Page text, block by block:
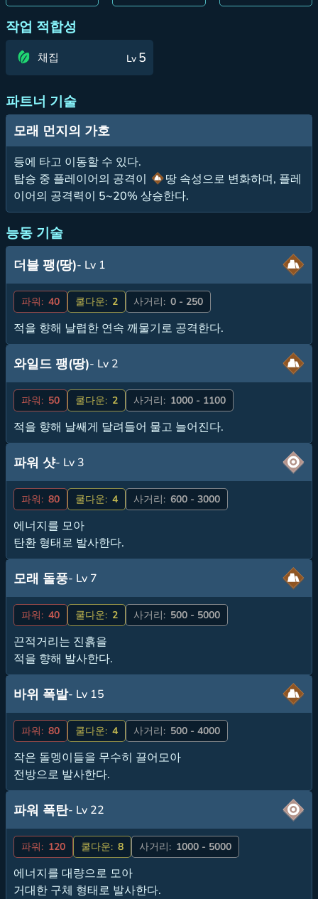
작업 적합성
채집 Lv 5
파트너 기술
모래 먼지의 가호
등에 타고 이동할 수 있다.
탑승 중 플레이어의 공격이
땅 속성으로 변화하며, 플레
이어의 공격력이 5~20% 상승한다.
능동 기술
더블 팽(땅)- Lv 1
파워: 40 쿨다운: 2 사거리: 0 - 250
적을 향해 날렵한 연속 깨물기로 공격한다.
와일드 팽(땅)- Lv 2
파워: 50 쿨다운: 2 사거리: 1000 - 1100
적을 향해 날쌔게 달려들어 물고 늘어진다.
파워 샷- Lv 3
파워: 80 쿨다운: 4 사거리: 600 - 3000
에너지를 모아
탄환 형태로 발사한다.
모래 돌풍- Lv 7
파워: 40 쿨다운: 2 사거리: 500 - 5000
끈적거리는 진흙을
적을 향해 발사한다.
바위 폭발- Lv 15
파워: 80 쿨다운: 4 사거리: 500 - 4000
작은 돌멩이들을 무수히 끌어모아
전방으로 발사한다.
파워 폭탄- Lv 22
파워: 120 쿨다운: 8 사거리: 1000 - 5000
에너지를 대량으로 모아
거대한 구체 형태로 발사한다.